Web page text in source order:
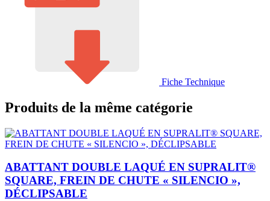
Fiche Technique
Produits de la même catégorie
ABATTANT DOUBLE LAQUÉ EN SUPRALIT®
SQUARE, FREIN DE CHUTE « SILENCIO »,
DÉCLIPSABLE